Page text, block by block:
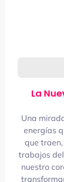
La
Una
energías
que
trabajos
nuestro